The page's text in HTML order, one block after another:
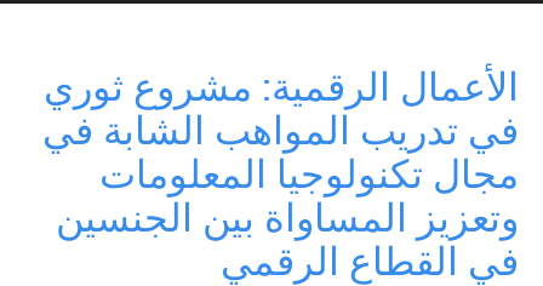
الأعمال الرقمية: مشروع ثوري
في تدريب المواهب الشابة في
مجال تكنولوجيا المعلومات
وتعزيز المساواة بين الجنسين
في القطاع الرقمي